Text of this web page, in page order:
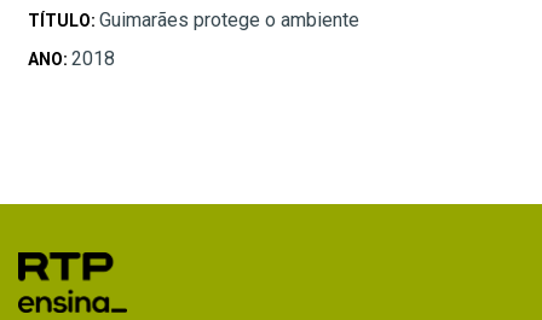
TÍTULO: Guimarães protege o ambiente
ANO: 2018